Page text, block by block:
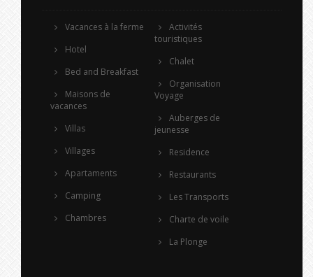
Vacances à la ferme
Hotel
Bed and Breakfast
Maisons de
vacances
Villas
Villages
Apartaments
Camping
Chambres
Activités
touristiques
Chalet
Organisation
Voyage
Auberges de
jeunesse
Residence
Restaurants
Les Transports
Charte de voile
La Plonge